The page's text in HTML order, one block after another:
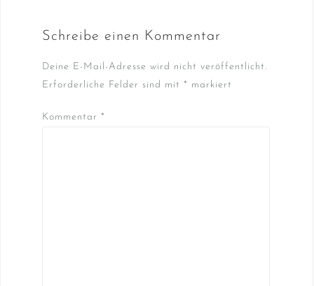
Schreibe einen Kommentar
Deine E-Mail-Adresse wird nicht veröffentlicht.
Erforderliche Felder sind mit * markiert
Kommentar *